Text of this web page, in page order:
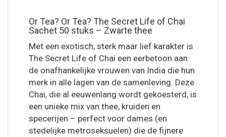
Or Tea? Or Tea? The Secret Life of Chai
Sachet 50 stuks – Zwarte thee
Met een exotisch, sterk maar lief karakter is
The Secret Life of Chai een eerbetoon aan
de onafhankelijke vrouwen van India die hun
merk in alle lagen van de samenleving. Deze
Chai, die al eeuwenlang wordt gekoesterd, is
een unieke mix van thee, kruiden en
specerijen – perfect voor dames (en
stedelijke metroseksuelen) die de fijnere